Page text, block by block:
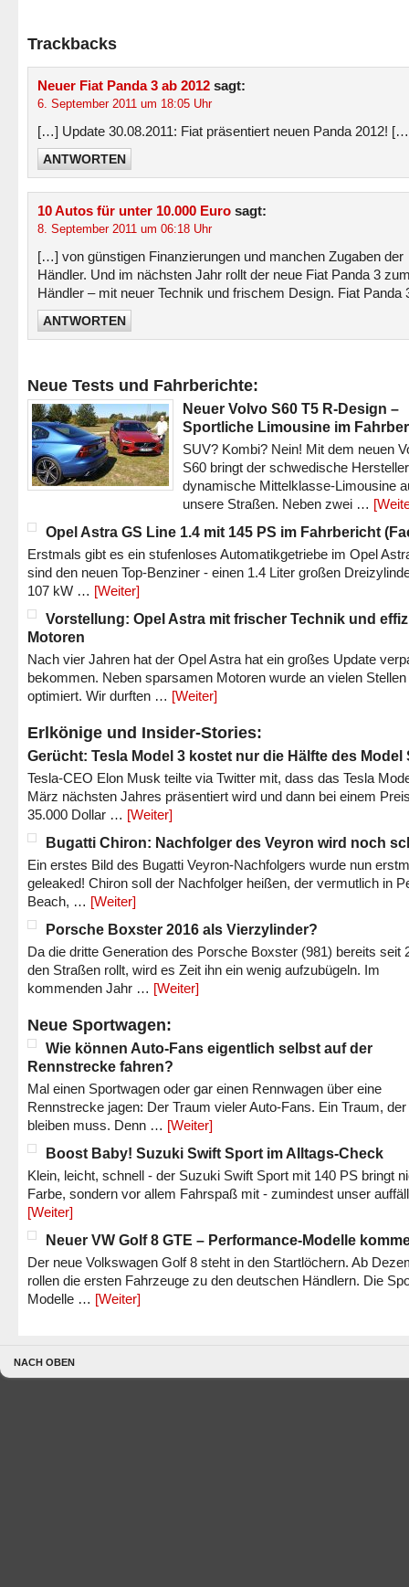
Trackbacks
Neuer Fiat Panda 3 ab 2012 sagt:
6. September 2011 um 18:05 Uhr
[…] Update 30.08.2011: Fiat präsentiert neuen Panda 2012!
ANTWORTEN
10 Autos für unter 10.000 Euro sagt:
8. September 2011 um 06:18 Uhr
[…] von günstigen Finanzierungen und manchen Zugaben der
Händler. Und im nächsten Jahr rollt der neue Fiat Panda 3
Händler – mit neuer Technik und frischem Design. Fiat
ANTWORTEN
Neue Tests und Fahrberichte:
Neuer Volvo S60 T5 R-Design –
Sportliche Limousine im
SUV? Kombi? Nein! Mit dem neuen
S60 bringt der schwedische
dynamische Mittelklasse-Limousine
unsere Straßen. Neben zwei …
Opel Astra GS Line 1.4 mit 145 PS im Fahrbericht
Erstmals gibt es ein stufenloses Automatikgetriebe im Opel
sind den neuen Top-Benziner - einen 1.4 Liter großen
107 kW … [Weiter]
Vorstellung: Opel Astra mit frischer Technik und
Motoren
Nach vier Jahren hat der Opel Astra hat ein großes Update
bekommen. Neben sparsamen Motoren wurde an vielen Stellen
optimiert. Wir durften … [Weiter]
Erlkönige und Insider-Stories:
Gerücht: Tesla Model 3 kostet nur die Hälfte des Model
Tesla-CEO Elon Musk teilte via Twitter mit, dass das Tesla
März nächsten Jahres präsentiert wird und dann bei einem
35.000 Dollar … [Weiter]
Bugatti Chiron: Nachfolger des Veyron wird noch
Ein erstes Bild des Bugatti Veyron-Nachfolgers wurde nun
geleaked! Chiron soll der Nachfolger heißen, der vermutlich in
Beach, … [Weiter]
Porsche Boxster 2016 als Vierzylinder?
Da die dritte Generation des Porsche Boxster (981) bereits seit
den Straßen rollt, wird es Zeit ihn ein wenig aufzubügeln. Im
kommenden Jahr … [Weiter]
Neue Sportwagen:
Wie können Auto-Fans eigentlich selbst auf der
Rennstrecke fahren?
Mal einen Sportwagen oder gar einen Rennwagen über eine
Rennstrecke jagen: Der Traum vieler Auto-Fans. Ein Traum,
bleiben muss. Denn … [Weiter]
Boost Baby! Suzuki Swift Sport im Alltags-Check
Klein, leicht, schnell - der Suzuki Swift Sport mit 140 PS bringt
Farbe, sondern vor allem Fahrspaß mit - zumindest unser
[Weiter]
Neuer VW Golf 8 GTE – Performance-Modelle
Der neue Volkswagen Golf 8 steht in den Startlöchern. Ab
rollen die ersten Fahrzeuge zu den deutschen Händlern. Die
Modelle … [Weiter]
NACH OBEN